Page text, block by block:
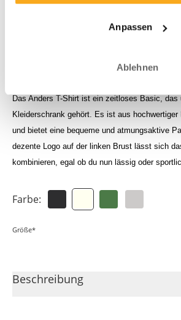
Anpassen
Ablehnen
Das Anders T-Shirt ist ein zeitloses Basic, das
Kleiderschrank gehört. Es ist aus
und bietet eine bequeme und atmungsaktive
dezente Logo auf der linken Brust lässt sich
kombinieren, egal ob du nun lässig oder
Farbe:
Größe*
Beschreibung